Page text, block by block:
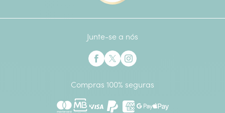
Junte-se a nós
Compras 100% seguras
MastercardMultibancoPaypalAmerican Express
Google Pay
Apple Pay